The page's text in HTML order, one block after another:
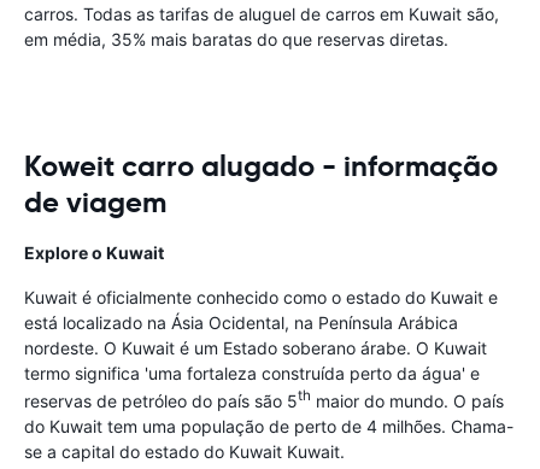
carros. Todas as tarifas de aluguel de carros em Kuwait são,
em média, 35% mais baratas do que reservas diretas.
Koweit carro alugado - informação
de viagem
Explore o Kuwait
Kuwait é oficialmente conhecido como o estado do Kuwait e
está localizado na Ásia Ocidental, na Península Arábica
nordeste. O Kuwait é um Estado soberano árabe. O Kuwait
termo significa 'uma fortaleza construída perto da água' e
reservas de petróleo do país são 5th maior do mundo. O país
do Kuwait tem uma população de perto de 4 milhões. Chama-
se a capital do estado do Kuwait Kuwait.